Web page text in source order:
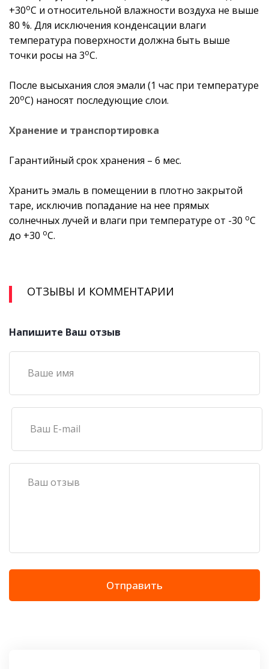
+30оС и относительной влажности воздуха не выше
80 %. Для исключения конденсации влаги
температура поверхности должна быть выше
точки росы на 3оС.
После высыхания слоя эмали (1 час при температуре
20оС) наносят последующие слои.
Хранение и транспортировка
Гарантийный срок хранения – 6 мес.
Хранить эмаль в помещении в плотно закрытой
таре, исключив попадание на нее прямых
солнечных лучей и влаги при температуре от -30 оС
до +30 оС.
ОТЗЫВЫ И КОММЕНТАРИИ
Напишите Ваш отзыв
Отправить